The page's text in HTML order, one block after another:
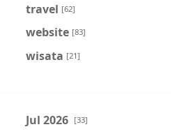
travel [62]
website [83]
wisata [21]
Jul 2026 [33]